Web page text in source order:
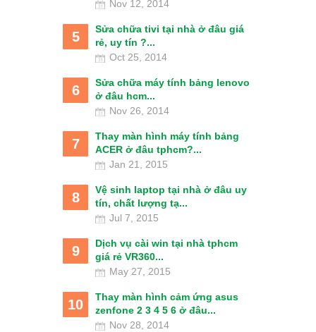
Nov 12, 2014
5
Sửa chữa tivi tại nhà ở đâu giá
rẻ, uy tín ?...
Oct 25, 2014
6
Sửa chữa máy tính bảng lenovo
ở đâu hcm...
Nov 26, 2014
7
Thay màn hình máy tính bảng
ACER ở đâu tphcm?...
Jan 21, 2015
8
Vệ sinh laptop tại nhà ở đâu uy
tín, chất lượng tạ...
Jul 7, 2015
9
Dịch vụ cài win tại nhà tphcm
giá rẻ VR360...
May 27, 2015
10
Thay màn hình cảm ứng asus
zenfone 2 3 4 5 6 ở đâu...
Nov 28, 2014